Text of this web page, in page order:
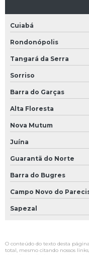
Cuiabá
Rondonópolis
Tangará da Serra
Sorriso
Barra do Garças
Alta Floresta
Nova Mutum
Juína
Guarantã do Norte
Barra do Bugres
Campo Novo do
Sapezal
O conteúdo do texto desta
total, mesmo citando nossos